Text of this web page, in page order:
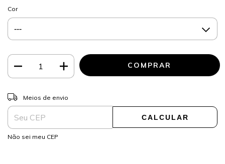
Cor
Entregas para o CEP:
Meios de envio
CALCULAR
Não sei meu CEP